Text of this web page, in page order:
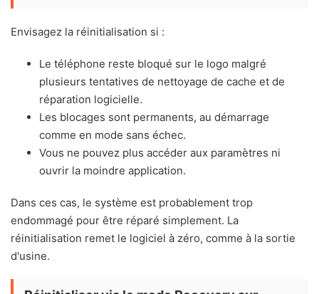
Envisagez la réinitialisation si :
Le téléphone reste bloqué sur le logo malgré
plusieurs tentatives de nettoyage de cache et de
réparation logicielle.
Les blocages sont permanents, au démarrage
comme en mode sans échec.
Vous ne pouvez plus accéder aux paramètres ni
ouvrir la moindre application.
Dans ces cas, le système est probablement trop
endommagé pour être réparé simplement. La
réinitialisation remet le logiciel à zéro, comme à la sortie
d'usine.